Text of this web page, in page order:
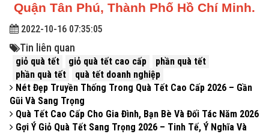
Quận Tân Phú, Thành Phố Hồ Chí Minh.
2022-10-16 07:35:05
giỏ quà tết giỏ quà tết cao cấp
phần quà tết
phần quà tết
quà tết doanh nghiệp
Tin liên quan
Nét Đẹp Truyền Thống Trong Quà Tết Cao Cấp 2026 – Gần
Gũi Và Sang Trọng
Quà Tết Cao Cấp Cho Gia Đình, Bạn Bè Và Đối Tác Năm 2026
Gợi Ý Giỏ Quà Tết Sang Trọng 2026 – Tinh Tế, Ý Nghĩa Và